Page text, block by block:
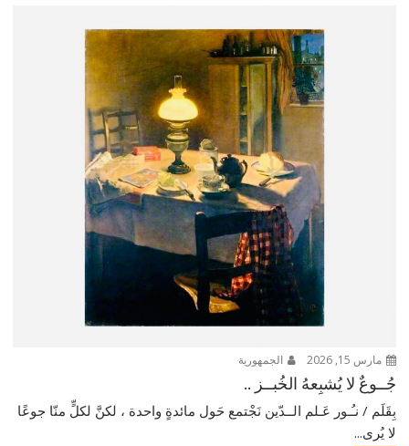
مارس 15, 2026 الجمهورية
جُــوعٌ لا يُشبِعهُ الخُبــز ..
بِقَلَم / نـُـور عَـلم الــدّين نَجْتمع حَول مائدةٍ واحدة ، لكنَّ لكلٍّ منّا جوعًا
لا يُرى...